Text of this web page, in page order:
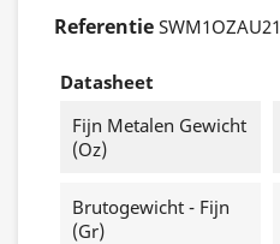
Referentie SWM1OZAU21
Datasheet
Fijn Metalen Gewicht
(oz)
Brutogewicht - Fijn
(gr)